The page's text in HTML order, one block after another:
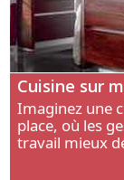
Cuisine sur
Imaginez une
place, où les
travail mieux